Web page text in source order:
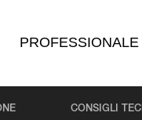
PROFESSIONALE
CONSIGLI